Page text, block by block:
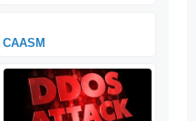
CAASM